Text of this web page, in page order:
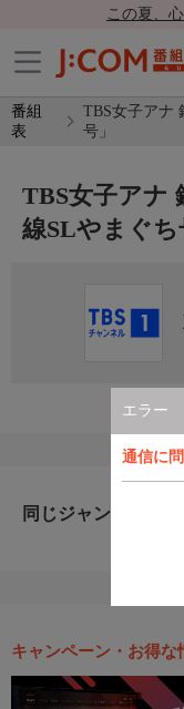
この夏、
番組
表
TBS女子アナ
号」
エラー
通信に
TBS女子アナ
線SLやまぐち
同じジャンルのおす
キャンペーン・お得な